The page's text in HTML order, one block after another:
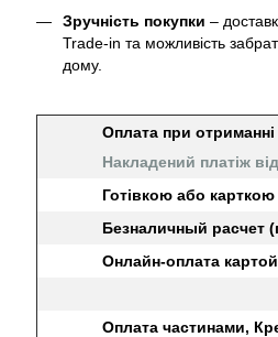
Зручність покупки –
Trade-in та можливість
дому.
Оплата при отриманні
Накладений платіж
Готівкою або
Безналичный расчет
Онлайн-оплата
Оплата частинами,